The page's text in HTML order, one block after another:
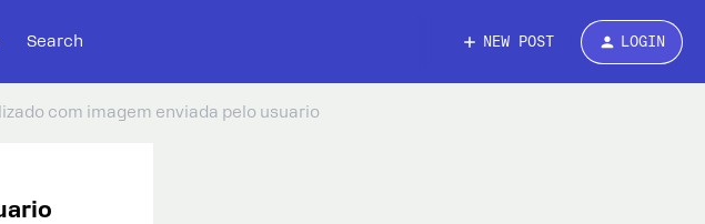
Search NEW POST LOGIN
com imagem enviada pelo usuario